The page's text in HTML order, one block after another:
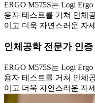
ERGO M575S는 Logi
용자 테스트를 거쳐 인체
이고 더욱 자연스러운 자
인체공학 전문가 인증
ERGO M575S는 Logi
용자 테스트를 거쳐 인체
이고 더욱 자연스러운 자